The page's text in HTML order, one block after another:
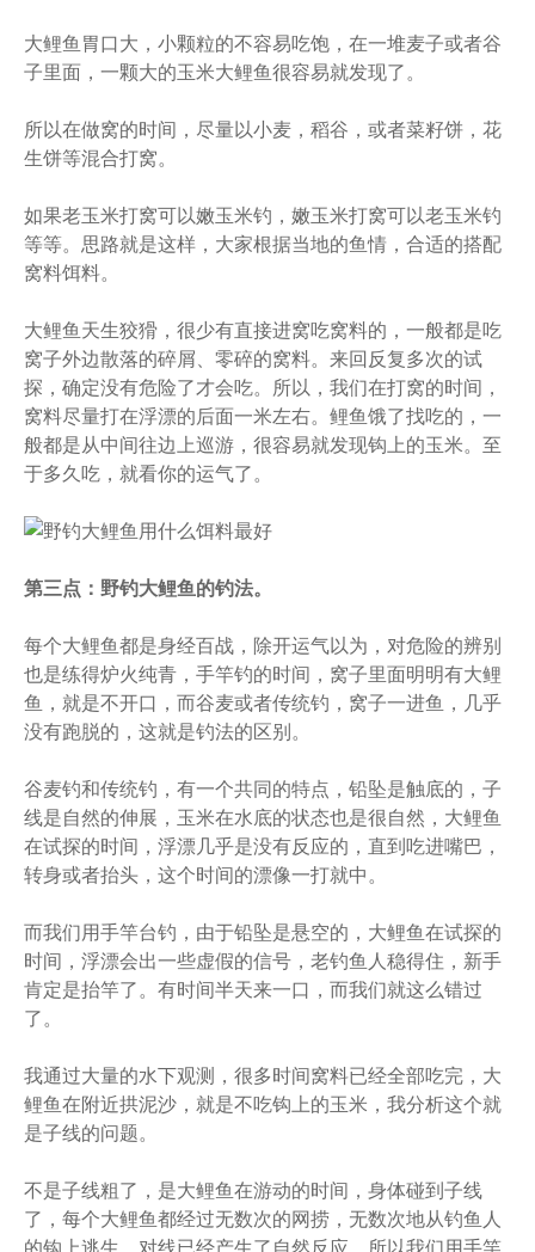
大鲤鱼胃口大，小颗粒的不容易吃饱，在一堆麦子或者谷
子里面，一颗大的玉米大鲤鱼很容易就发现了。
所以在做窝的时间，尽量以小麦，稻谷，或者菜籽饼，花
生饼等混合打窝。
如果老玉米打窝可以嫩玉米钓，嫩玉米打窝可以老玉米钓
等等。思路就是这样，大家根据当地的鱼情，合适的搭配
窝料饵料。
大鲤鱼天生狡猾，很少有直接进窝吃窝料的，一般都是吃
窝子外边散落的碎屑、零碎的窝料。来回反复多次的试
探，确定没有危险了才会吃。所以，我们在打窝的时间，
窝料尽量打在浮漂的后面一米左右。鲤鱼饿了找吃的，一
般都是从中间往边上巡游，很容易就发现钩上的玉米。至
于多久吃，就看你的运气了。
第三点：野钓大鲤鱼的钓法。
每个大鲤鱼都是身经百战，除开运气以为，对危险的辨别
也是练得炉火纯青，手竿钓的时间，窝子里面明明有大鲤
鱼，就是不开口，而谷麦或者传统钓，窝子一进鱼，几乎
没有跑脱的，这就是钓法的区别。
谷麦钓和传统钓，有一个共同的特点，铅坠是触底的，子
线是自然的伸展，玉米在水底的状态也是很自然，大鲤鱼
在试探的时间，浮漂几乎是没有反应的，直到吃进嘴巴，
转身或者抬头，这个时间的漂像一打就中。
而我们用手竿台钓，由于铅坠是悬空的，大鲤鱼在试探的
时间，浮漂会出一些虚假的信号，老钓鱼人稳得住，新手
肯定是抬竿了。有时间半天来一口，而我们就这么错过
了。
我通过大量的水下观测，很多时间窝料已经全部吃完，大
鲤鱼在附近拱泥沙，就是不吃钩上的玉米，我分析这个就
是子线的问题。
不是子线粗了，是大鲤鱼在游动的时间，身体碰到子线
了，每个大鲤鱼都经过无数次的网捞，无数次地从钓鱼人
的钩上逃生，对线已经产生了自然反应。所以我们用手竿